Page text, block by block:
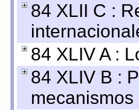
84 XLII C :
84 XLIV A :
84 XLIV B :